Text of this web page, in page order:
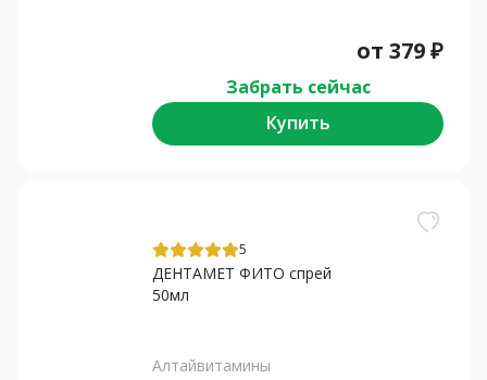
от 379₽
Забрать сейчас
Купить
5
ДЕНТАМЕТ ФИТО спрей
50мл
Алтайвитамины